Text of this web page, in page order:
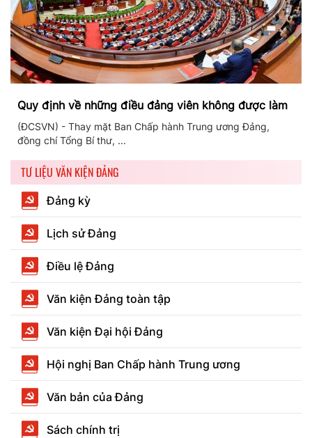
Quy định về những điều đảng viên không được làm
(ĐCSVN) - Thay mặt Ban Chấp hành Trung ương Đảng,
đồng chí Tổng Bí thư, ...
TƯ LIỆU VĂN KIỆN ĐẢNG
Đảng kỳ
Lịch sử Đảng
Điều lệ Đảng
Văn kiện Đảng toàn tập
Văn kiện Đại hội Đảng
Hội nghị Ban Chấp hành Trung ương
Văn bản của Đảng
Sách chính trị